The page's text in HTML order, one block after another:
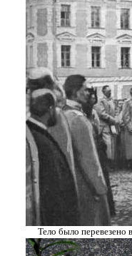
Тело было перевезено